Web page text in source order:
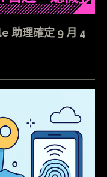
助理確定 9 月 4